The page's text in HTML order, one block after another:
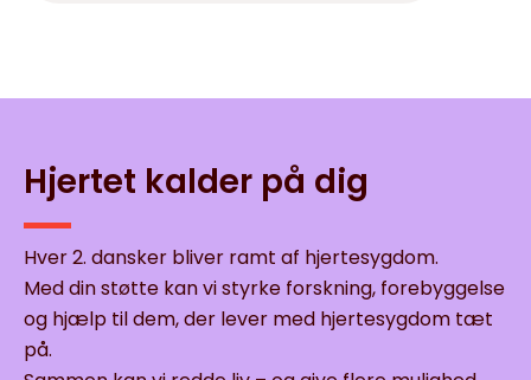
Hjertet kalder på dig
Hver 2. dansker bliver ramt af hjertesygdom.
Med din støtte kan vi styrke forskning, forebyggelse
og hjælp til dem, der lever med hjertesygdom tæt
på.